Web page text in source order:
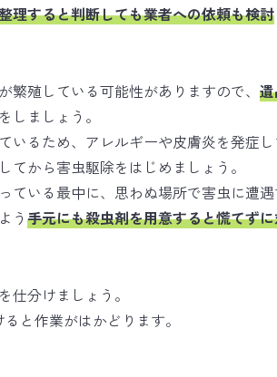
理すると判断しても業者への依頼も検討
殖している可能性がありますので、
をしましょう。
いるため、アレルギーや皮膚炎を発症し
から害虫駆除をはじめましょう。
ている最中に、思わぬ場所で害虫に遭遇
う 手元にも殺虫剤を用意すると慌てず
仕分けましょう。
と作業がはかどります。